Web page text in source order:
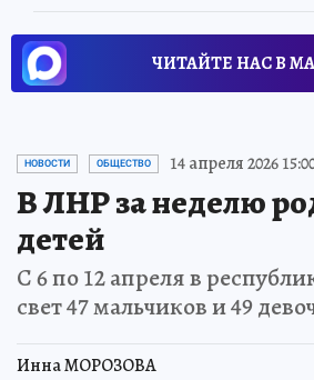
ЧИТАЙТЕ НАС В
НОВОСТИ ОБЩЕСТВО 14 апреля 2026
В ЛНР за неделю
детей
С 6 по 12 апреля в
свет 47 мальчиков и 49
Инна МОРОЗОВА